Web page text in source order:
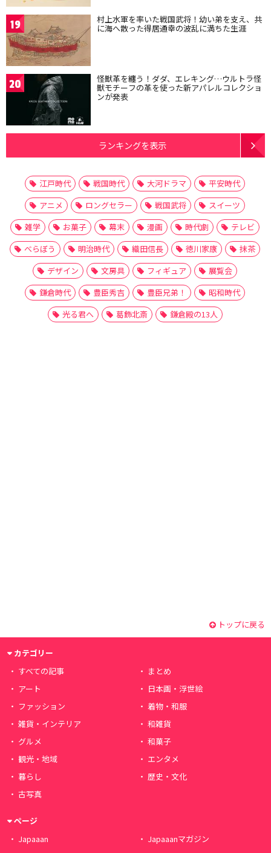
19 村上水軍を率いた戦国武将！幼い弟を支え、共
に海へ散った得居通幸の波乱に満ちた生涯
20 怪獣革を纏う！ダダ、エレキング…ウルトラ怪
獣モチーフの革を使った新アパレルコレクショ
ンが発表
ランキングを表示
江戸時代 戦国時代 大河ドラマ
平安時代
アニメ
ロングセラー 戦国武将
スイーツ
雑学
お菓子 幕末 漫画 時代劇
テレビ
べらぼう
明治時代 織田信長 徳川家康
抹茶
デザイン
文房具 フィギュア
展覧会
鎌倉時代
豊臣秀吉 豊臣兄弟！
昭和時代
光る君へ
葛飾北斎 鎌倉殿の13人
トップに戻る
カテゴリー
すべての記事
まとめ
アート
日本画・浮世絵
ファッション
着物・和服
雑貨・インテリア
和雑貨
グルメ
和菓子
観光・地域
エンタメ
暮らし
歴史・文化
古写真
ページ
Japaaan
Japaaanマガジン